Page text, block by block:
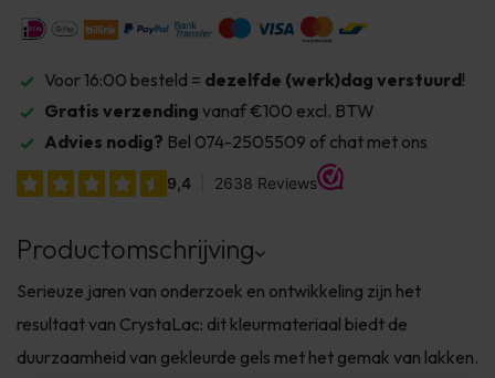
Voor 16:00 besteld = dezelfde (werk)dag verstuurd!
Gratis verzending vanaf €100 excl. BTW
Advies nodig? Bel 074-2505509 of chat met ons
Productomschrijving
Serieuze jaren van onderzoek en ontwikkeling zijn het
resultaat van CrystaLac: dit kleurmateriaal biedt de
duurzaamheid van gekleurde gels met het gemak van lakken.